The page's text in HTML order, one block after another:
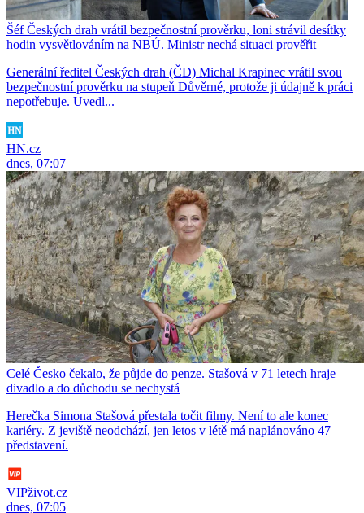
Šéf Českých drah vrátil bezpečnostní prověrku, loni strávil desítky
hodin vysvětlováním na NBÚ. Ministr nechá situaci prověřit
Generální ředitel Českých drah (ČD) Michal Krapinec vrátil svou
bezpečnostní prověrku na stupeň Důvěrné, protože ji údajně k práci
nepotřebuje. Uvedl...
HN.cz
dnes, 07:07
Celé Česko čekalo, že půjde do penze. Stašová v 71 letech hraje
divadlo a do důchodu se nechystá
Herečka Simona Stašová přestala točit filmy. Není to ale konec
kariéry. Z jeviště neodchází, jen letos v létě má naplánováno 47
představení.
VIPživot.cz
dnes, 07:05